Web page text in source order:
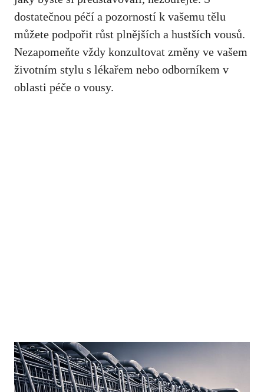
dostatečnou péčí a pozorností k vašemu tělu​
můžete podpořit‌ růst plnějších a hustších vousů.
Nezapomeňte vždy konzultovat změny ve vašem
životním stylu s lékařem nebo odborníkem v
oblasti péče o vousy.